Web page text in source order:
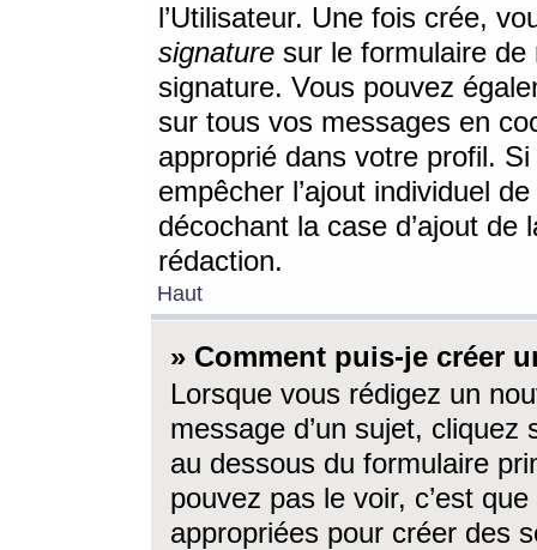
l’Utilisateur. Une fois crée,
signature sur le formulaire de
signature. Vous pouvez
sur tous vos messages en
approprié dans votre profil.
empêcher l’ajout individuel
décochant la case d’ajout
rédaction.
Haut
» Comment puis-je créer
Lorsque vous rédigez un
message d’un sujet, cliquez
au dessous du formulaire
pouvez pas le voir, c’est
appropriées pour créer des